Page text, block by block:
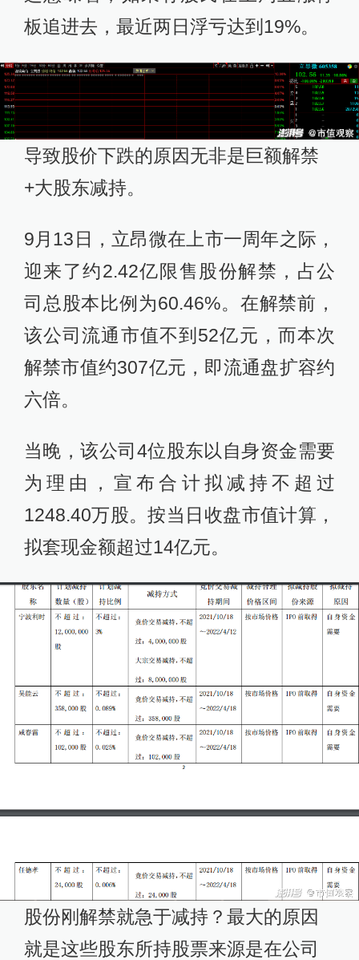
板追进去，最近两日浮亏达到19%。
导致股价下跌的原因无非是巨额解禁
+大股东减持。
9月13日，立昂微在上市一周年之际，
迎来了约2.42亿限售股份解禁，占公
司总股本比例为60.46%。在解禁前，
该公司流通市值不到52亿元，而本次
解禁市值约307亿元，即流通盘扩容约
六倍。
当晚，该公司4位股东以自身资金需要
为理由，宣布合计拟减持不超过
1248.40万股。按当日收盘市值计算，
拟套现金额超过14亿元。
股份刚解禁就急于减持？最大的原因
就是这些股东所持股票来源是在公司